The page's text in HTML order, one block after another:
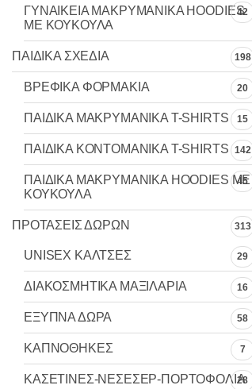
ΓΥΝΑΙΚΕΙΑ ΜΑΚΡΥΜΑΝΙΚΑ HOODIES
ΜΕ ΚΟΥΚΟΥΛΑ
42
ΠΑΙΔΙΚΑ ΣΧΕΔΙΑ 198
ΒΡΕΦΙΚΑ ΦΟΡΜΑΚΙΑ 20
ΠΑΙΔΙΚΑ MAKΡYMANIKA T-SHIRTS 15
ΠΑΙΔΙΚΑ ΚΟΝΤΟΜΑΝΙΚΑ T-SHIRTS 142
ΠΑΙΔΙΚΑ ΜΑΚΡΥΜΑΝΙΚΑ HOODIES ΜΕ
ΚΟΥΚΟΥΛΑ
45
ΠΡΟΤΑΣΕΙΣ ΔΩΡΩΝ 313
UNISEX ΚΑΛΤΣΕΣ 29
ΔΙΑΚΟΣΜΗΤΙΚΑ ΜΑΞΙΛΑΡΙΑ 16
ΕΞΥΠΝΑ ΔΩΡΑ 58
ΚΑΠΝΟΘΗΚΕΣ 7
ΚΑΣΕΤΙΝΕΣ-ΝΕΣΕΣΕΡ-ΠΟΡΤΟΦΟΛΙΑ
28